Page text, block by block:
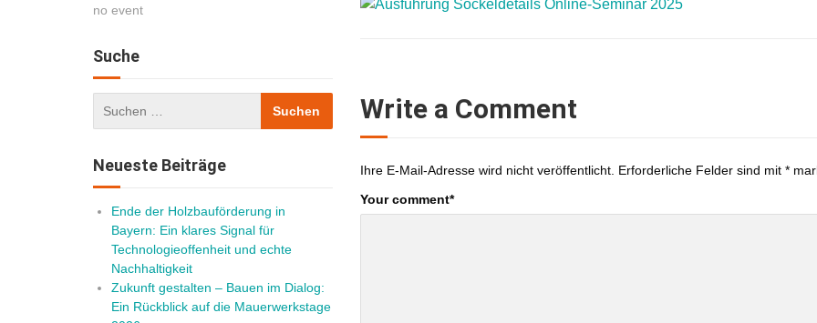
Write a Comment
Ihre E-Mail-Adresse wird nicht veröffentlicht. Erforderliche Felder sind mit *
Your comment*
no event
Suche
Neueste Beiträge
Ende der Holzbauförderung in
Bayern: Ein klares Signal für
Technologieoffenheit und echte
Nachhaltigkeit
Zukunft gestalten – Bauen im Dialog:
Ein Rückblick auf die Mauerwerkstage